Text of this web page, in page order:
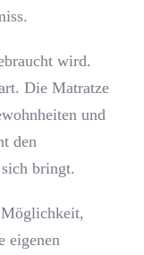
wird.
Die Matratze
und
den
bringt.
eigenen